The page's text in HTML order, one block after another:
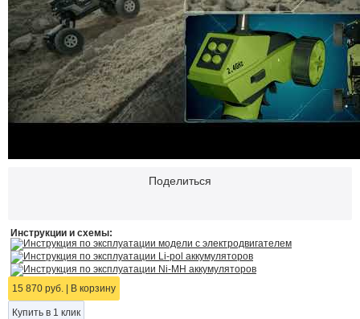
Поделиться
Инструкции и схемы:
Инструкция по эксплуатации модели с электродвигателем
Инструкция по эксплуатации Li-pol аккумуляторов
Инструкция по эксплуатации Ni-MH аккумуляторов
15 870 руб.
В корзину
Купить в 1 клик